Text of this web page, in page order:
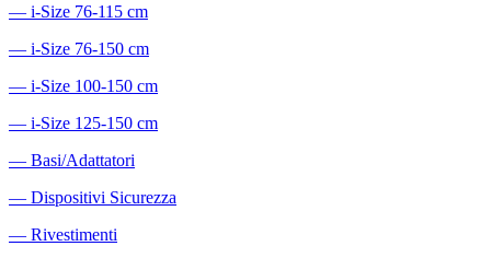
― i-Size 76-115 cm
― i-Size 76-150 cm
― i-Size 100-150 cm
― i-Size 125-150 cm
― Basi/Adattatori
― Dispositivi Sicurezza
― Rivestimenti